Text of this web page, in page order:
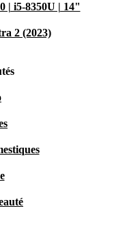
| i5-8350U | 14"
2 (2023)